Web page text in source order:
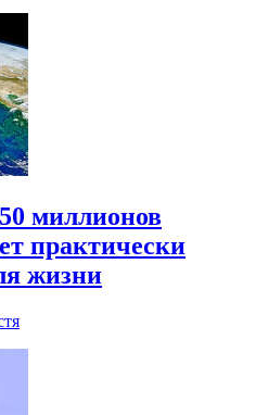
миллионов
практически
жизни